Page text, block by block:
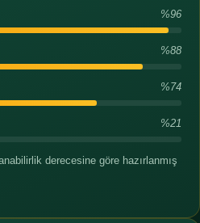
%96
%88
%74
%21
derecesine göre hazırlanmış